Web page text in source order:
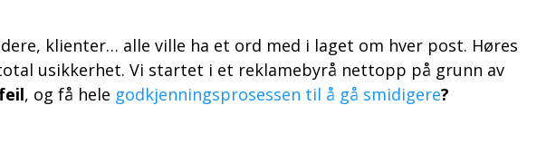
klienter… alle ville ha et ord med i laget om hver post. Høres
usikkerhet. Vi startet i et reklamebyrå nettopp på grunn av
feil, og få hele godkjenningsprosessen til å gå smidigere?